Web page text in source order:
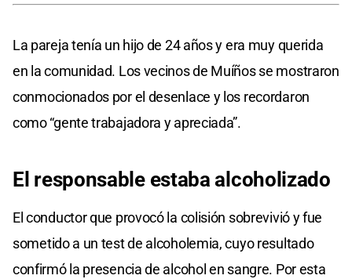
La pareja tenía un hijo de 24 años y era muy querida
en la comunidad. Los vecinos de Muíños se mostraron
conmocionados por el desenlace y los recordaron
como “gente trabajadora y apreciada”.
El responsable estaba alcoholizado
El conductor que provocó la colisión sobrevivió y fue
sometido a un test de alcoholemia, cuyo resultado
confirmó la presencia de alcohol en sangre. Por esta